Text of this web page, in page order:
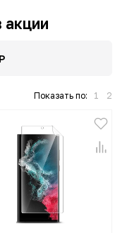
Показать по: 1 2